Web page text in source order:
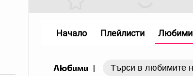
Любими |
Начало Плейлисти Любими